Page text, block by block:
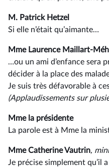
M. Patrick Hetzel
Si elle n’était qu’aimante…
Mme Laurence Maillart-
…ou un ami d’enfance sera
décider à la place des
Je suis très défavorable à
(Applaudissements sur
Mme la présidente
La parole est à Mme la
Mme Catherine Vautrin,
Je précise simplement qu’il